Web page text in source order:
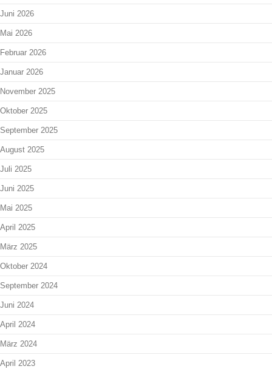
Juni 2026
Mai 2026
Februar 2026
Januar 2026
November 2025
Oktober 2025
September 2025
August 2025
Juli 2025
Juni 2025
Mai 2025
April 2025
März 2025
Oktober 2024
September 2024
Juni 2024
April 2024
März 2024
April 2023